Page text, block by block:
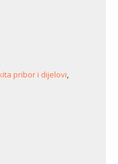
pribor i dijelovi,